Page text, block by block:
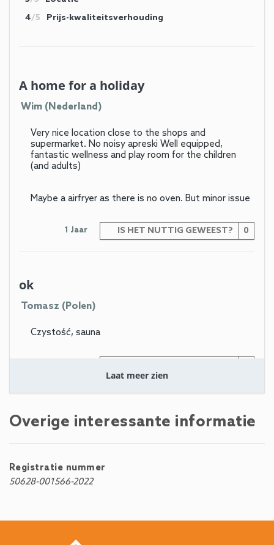
4/5 Prijs-kwaliteitsverhouding
A home for a holiday
Wim (Nederland)
Very nice location close to the shops and
supermarket. No noisy apreski Well equipped,
fantastic wellness and play room for the children
(and adults)
Maybe a airfryer as there is no oven. But minor issue
IS HET NUTTIG GEWEEST? 0
1 Jaar
ok
Tomasz (Polen)
Czystość, sauna
Excellent
deze revie
Laat meer zien
Overige interessante informatie
Registratie nummer
50628-001566-2022